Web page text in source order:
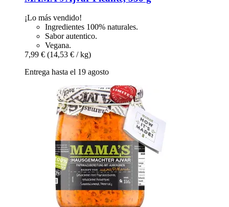
¡Lo más vendido!
Ingredientes 100% naturales.
Sabor autentico.
Vegana.
7,99 € (14,53 € / kg)
Entrega hasta el 19 agosto